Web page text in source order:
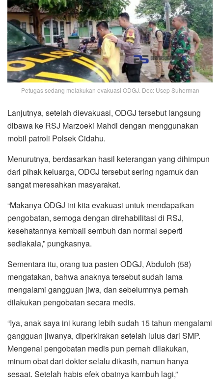
Petugas sedang melakukan evakuasi ODGJ. Doc: Usep Suherman
Lanjutnya, setelah dievakuasi, ODGJ tersebut langsung
dibawa ke RSJ Marzoeki Mahdi dengan menggunakan
mobil patroli Polsek Cidahu.
Menurutnya, berdasarkan hasil keterangan yang dihimpun
dari pihak keluarga, ODGJ tersebut sering ngamuk dan
sangat meresahkan masyarakat.
“Makanya ODGJ ini kita evakuasi untuk mendapatkan
pengobatan, semoga dengan direhabilitasi di RSJ,
kesehatannya kembali sembuh dan normal seperti
sediakala,” pungkasnya.
Sementara itu, orang tua pasien ODGJ, Abduloh (58)
mengatakan, bahwa anaknya tersebut sudah lama
mengalami gangguan jiwa, dan sebelumnya pernah
dilakukan pengobatan secara medis.
“Iya, anak saya ini kurang lebih sudah 15 tahun mengalami
gangguan jiwanya, diperkirakan setelah lulus dari SMP.
Mengenai pengobatan medis pun pernah dilakukan,
minum obat dari dokter selalu dikasih, namun hanya
sesaat. Setelah habis efek obatnya kambuh lagi,”